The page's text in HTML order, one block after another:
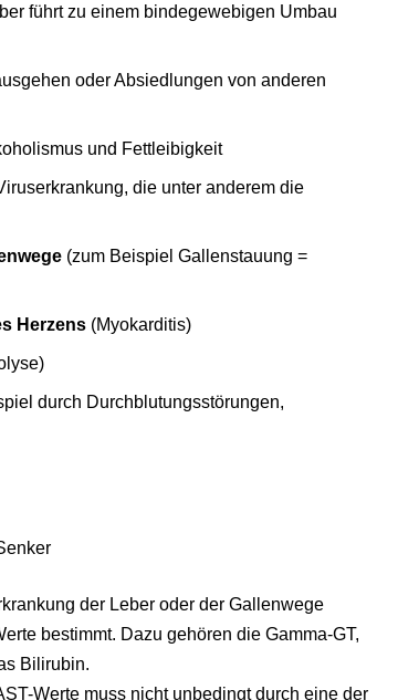
führt zu einem bindegewebigen Umbau
oder Absiedlungen von anderen
und Fettleibigkeit
die unter anderem die
(zum Beispiel Gallenstauung =
Herzens (Myokarditis)
durch Durchblutungsstörungen,
der Leber oder der Gallenwege
bestimmt. Dazu gehören die Gamma-GT,
Bilirubin.
Werte muss nicht unbedingt durch eine der